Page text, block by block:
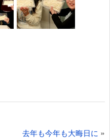
去年も今年も大晦日に »